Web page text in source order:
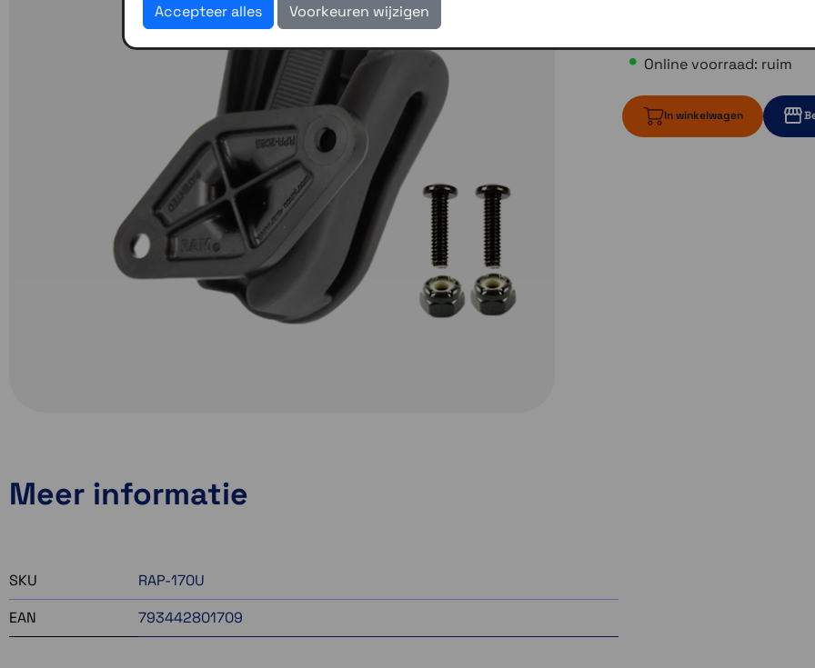
Online voorraad: ruim
In winkelwagen
Meer informatie
SKU
RAP-170U
EAN
793442801709
Accepteer alles Voorkeuren wijzigen